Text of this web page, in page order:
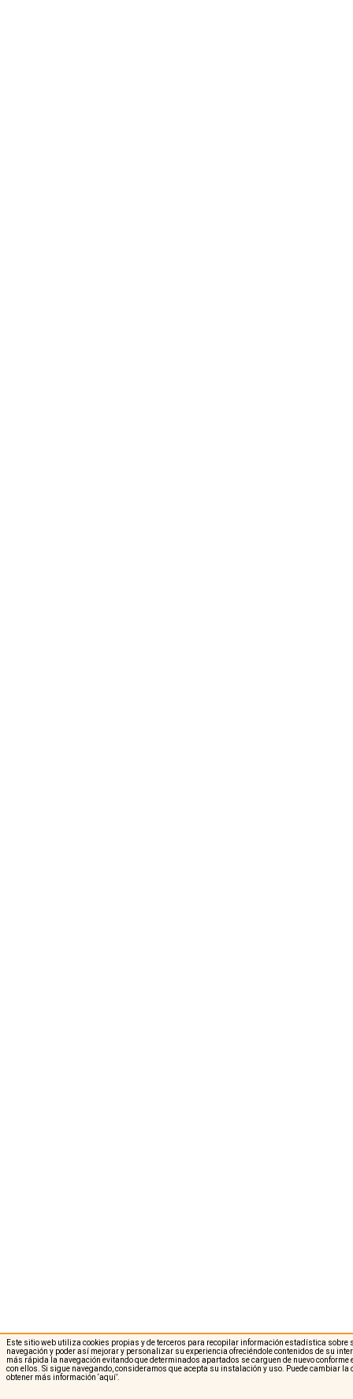
Este sitio web utiliza cookies propias y de terceros para recopilar información estadística sobre
navegación y poder así mejorar y personalizar su experiencia ofreciéndole contenidos de su
más rápida la navegación evitando que determinados apartados se carguen de nuevo
con ellos. Si sigue navegando, consideramos que acepta su instalación y uso. Puede cambiar la
obtener más información ‘aquí’